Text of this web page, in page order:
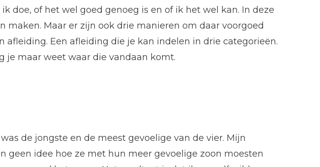
doe, of het wel goed genoeg is en of ik het wel kan. In deze
Maar er zijn ook drie manieren om daar voorgoed
Een afleiding die je kan indelen in drie categorieën.
je maar weet waar die vandaan komt.
de jongste en de meest gevoelige van de vier. Mijn
geen idee hoe ze met hun meer gevoelige zoon moesten